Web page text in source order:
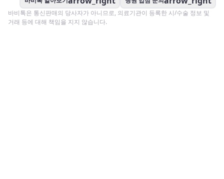
바비톡은 통신판매의 당사자가 아니므로, 의료기관이 등록한 시/수술 정보 및
거래 등에 대해 책임을 지지 않습니다.